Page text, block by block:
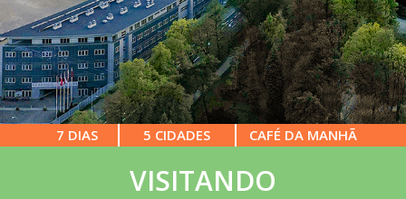
7 DIAS 5 CIDADES CAFÉ DA MANHÃ
VISITANDO